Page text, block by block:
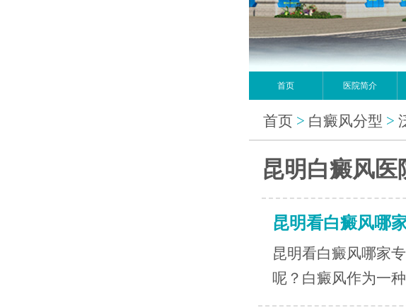
首页 医院简介
首页 > 白癜风分型 >
昆明白癜风医
昆明看白癜风哪
昆明看白癜风哪家
呢？白癜风作为一